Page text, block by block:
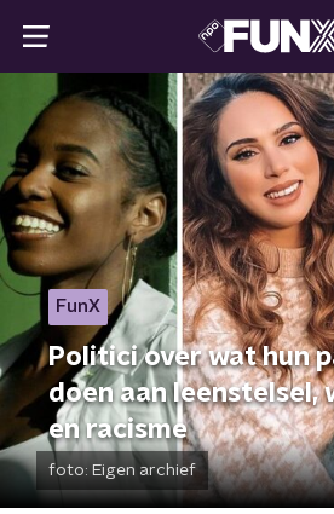
FunX
Politici over wat hun
doen aan leenstelsel,
en racisme
foto: Eigen archief